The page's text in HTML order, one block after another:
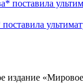
издание